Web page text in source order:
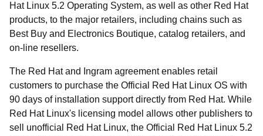
Hat Linux 5.2 Operating System, as well as other Red Hat
products, to the major retailers, including chains such as
Best Buy and Electronics Boutique, catalog retailers, and
on-line resellers.
The Red Hat and Ingram agreement enables retail
customers to purchase the Official Red Hat Linux OS with
90 days of installation support directly from Red Hat. While
Red Hat Linux's licensing model allows other publishers to
sell unofficial Red Hat Linux, the Official Red Hat Linux 5.2